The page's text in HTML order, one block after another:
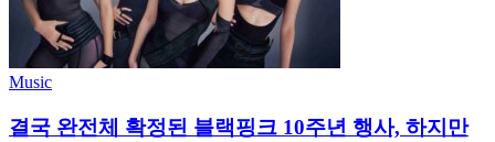
Music
결국 완전체 확정된 블랙핑크 10주년 행사, 하지만